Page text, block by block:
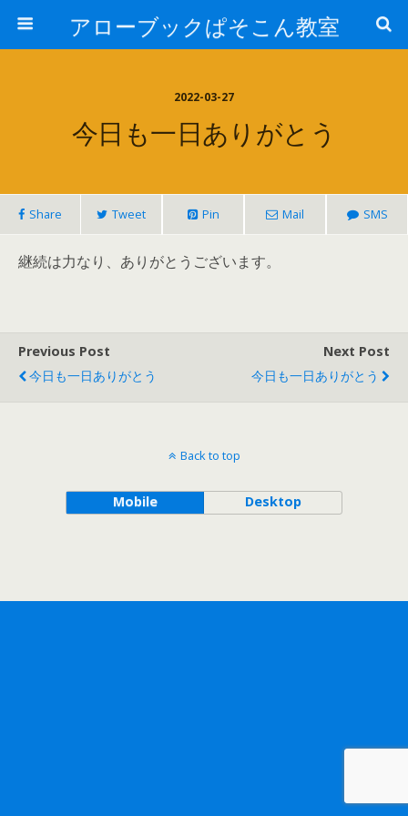
アローブックぱそこん教室
2022-03-27
今日も一日ありがとう
Share Tweet Pin Mail SMS
継続は力なり、ありがとうございます。
Previous Post
今日も一日ありがとう
Next Post
今日も一日ありがとう
Back to top
Mobile Desktop